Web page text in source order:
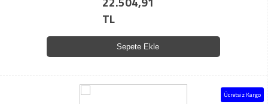
TL
Sepete Ekle
Ücretsiz Kargo